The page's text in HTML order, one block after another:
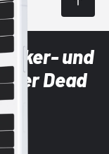
und
der Dead